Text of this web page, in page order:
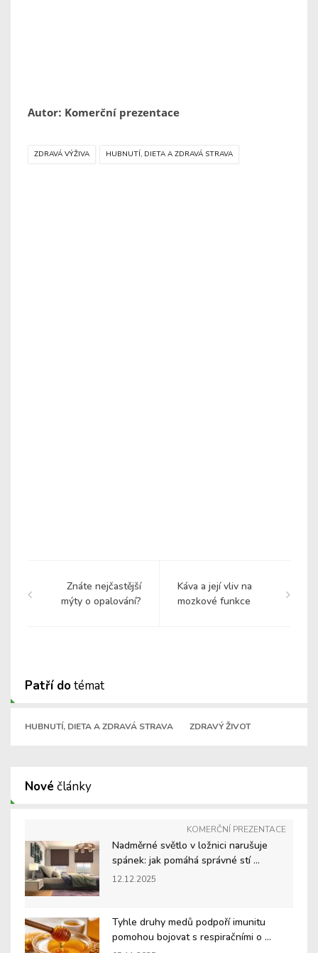
Autor: Komerční prezentace
ZDRAVÁ VÝŽIVA HUBNUTÍ, DIETA A ZDRAVÁ STRAVA
Znáte nejčastější
mýty o opalování?
Káva a její vliv na
mozkové funkce
Patří dotémat
HUBNUTÍ, DIETA A ZDRAVÁ STRAVA ZDRAVÝ ŽIVOT
Nové články
KOMERČNÍ PREZENTACE
Nadměrné světlo v ložnici narušuje
spánek: jak pomáhá správné stí ...
12.12.2025
Tyhle druhy medů podpoří imunitu
pomohou bojovat s respiračními o ...